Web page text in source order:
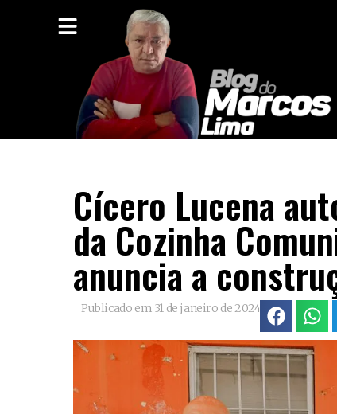
Cícero Lucena
da Cozinha
anuncia a
Publicado em 31 de janeiro de 2024